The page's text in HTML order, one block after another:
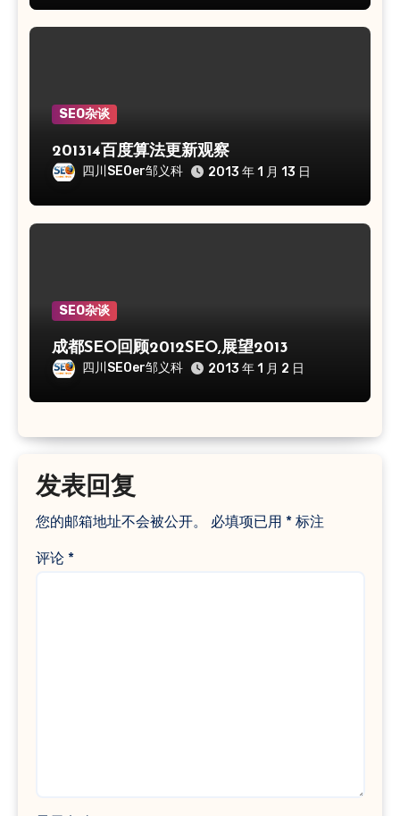
SEO杂谈
201314百度算法更新观察
四川SEOer邹义科 2013 年 1 月 13 日
SEO杂谈
成都SEO回顾2012SEO,展望2013
四川SEOer邹义科 2013 年 1 月 2 日
发表回复
您的邮箱地址不会被公开。 必填项已用 *标注
评论 *